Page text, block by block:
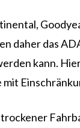
daher das
kann.
mit